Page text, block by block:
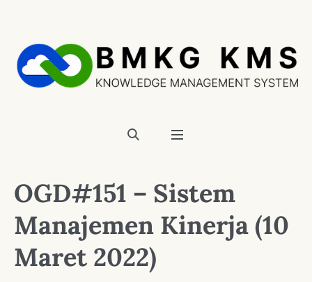
OGD#151 – Sistem
Manajemen Kinerja (10
Maret 2022)